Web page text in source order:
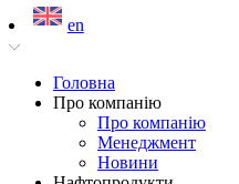
en
Головна
Про компанію
Про компанію
Менеджмент
Новини